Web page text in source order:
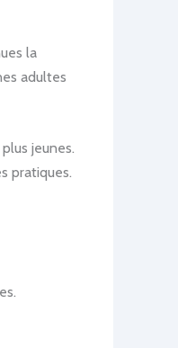
la
adultes
jeunes.
pratiques.